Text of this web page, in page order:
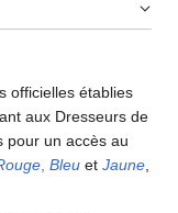
officielles établies
aux Dresseurs de
pour un accès au
Bleu et Jaune